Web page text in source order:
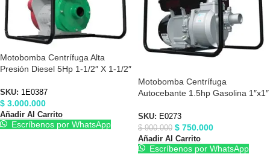
Motobomba Centrífuga Alta
Presión Diesel 5Hp 1-1/2″ X 1-1/2″
SKU: 1E0387
$ 3.000.000
Añadir Al Carrito
Escríbenos por WhatsApp
Motobomba Centrífuga
Autocebante 1.5hp Gasolina 1″x1″
SKU: E0273
$900.000 $ 750.000
Añadir Al Carrito
Escríbenos por WhatsApp